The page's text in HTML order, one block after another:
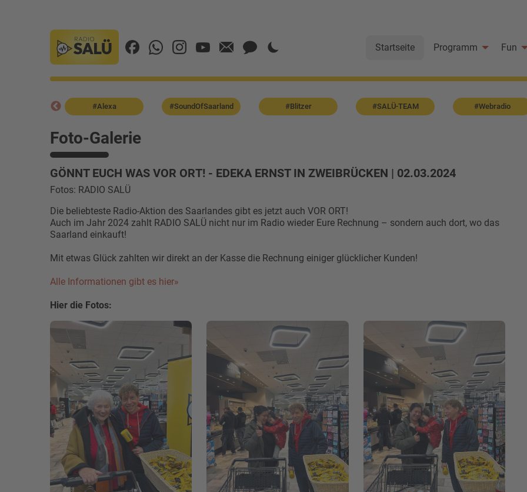
Startseite Programm Fun
#Alexa #SoundOfSaarland #Blitzer #SALÜ-TEAM #Webradio
Foto-Galerie
GÖNNT EUCH WAS VOR ORT! - EDEKA ERNST IN ZWEIBRÜCKEN | 02.03.2024
Fotos: RADIO SALÜ
Die beliebteste Radio-Aktion des Saarlandes gibt es jetzt auch VOR ORT!
Auch im Jahr 2024 zahlt RADIO SALÜ nicht nur im Radio wieder Eure Rechnung – sondern auch dort, wo das
Saarland einkauft!
Mit etwas Glück zahlten wir direkt an der Kasse die Rechnung einiger glücklicher Kunden!
Alle Informationen gibt es hier»
Hier die Fotos: